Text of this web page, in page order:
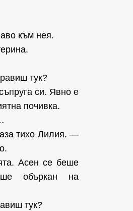
към нея.
тук?
си. Явно е
почивка.
тихо Лилия. —
Асен се беше
объркан на
тук?